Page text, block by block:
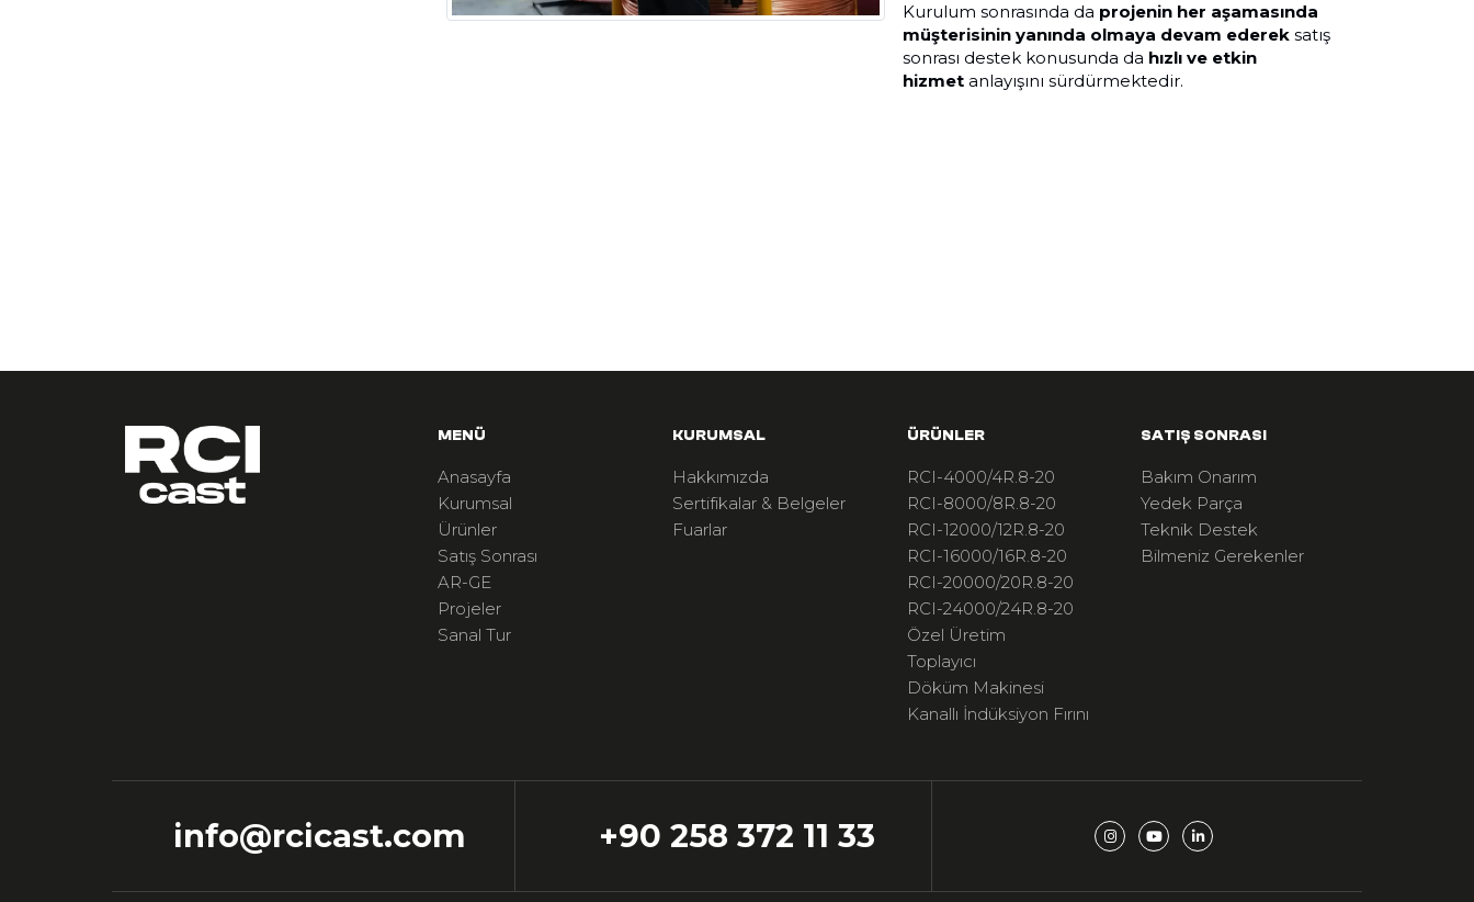
Kurulum sonrasında da projenin her aşamasında
müşterisinin yanında olmaya devam edereksatış
sonrası destek konusunda da hızlı ve etkin
hizmet anlayışını sürdürmektedir.
MENÜ
Anasayfa
Kurumsal
Ürünler
Satış Sonrası
AR-GE
Projeler
Sanal Tur
KURUMSAL
Hakkımızda
Sertifikalar & Belgeler
Fuarlar
ÜRÜNLER
RCI-4000/4R.8-20
RCI-8000/8R.8-20
RCI-12000/12R.8-20
RCI-16000/16R.8-20
RCI-20000/20R.8-20
RCI-24000/24R.8-20
Özel Üretim
Toplayıcı
Döküm Makinesi
Kanallı İndüksiyon Fırını
SATIŞ SONRASI
Bakım Onarım
Yedek Parça
Teknik Destek
Bilmeniz Gerekenler
info@rcicast.com +90 258 372 11 33